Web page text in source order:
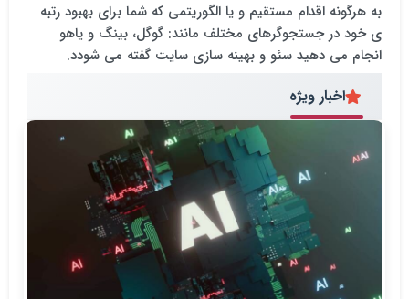
به هرگونه اقدام مستقیم و یا الگوریتمی که شما برای بهبود رتبه
ی خود در جستجوگرهای مختلف مانند: گوگل، بینگ و یاهو
انجام می دهید سئو و بهینه سازی سایت گفته می شودد.
اخبار ویژه